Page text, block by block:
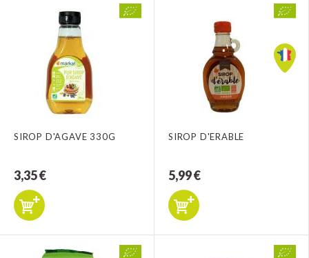
SIROP D'AGAVE 330G
3,35 €
SIROP D'ERABLE
5,99 €